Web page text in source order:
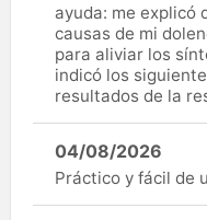
ayuda: me explicó
causas de mi
para aliviar los
indicó los
resultados de la
04/08/2026
Práctico y fácil de